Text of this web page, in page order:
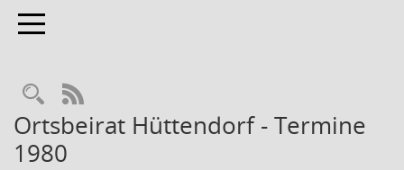
Toggle navigation
Rechercheauswahl
RSS-Feed
Ortsbeirat Hüttendorf - Termine
1980